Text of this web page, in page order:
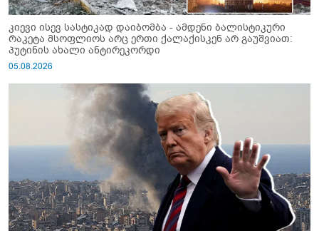
კიევი ისევ სასტიკად დაიბომბა - ამდენი ბალისტიკური
რაკეტა მსოფლიოს არც ერთი ქალაქისკენ არ გაუშვიათ:
პუტინის ახალი ანტირეკორდი
05.08.2026